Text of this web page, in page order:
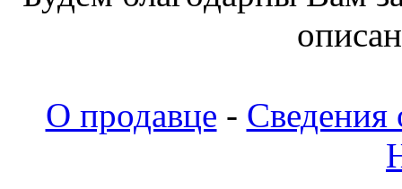
О продавце - Сведения